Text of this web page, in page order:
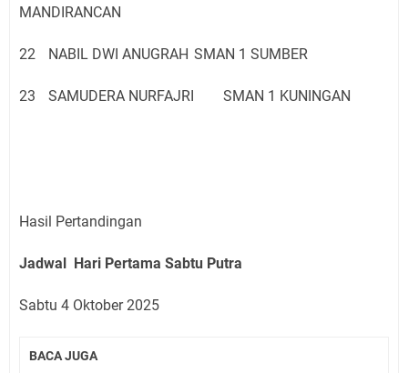
MANDIRANCAN
22 NABIL DWI ANUGRAH SMAN 1 SUMBER
23 SAMUDERA NURFAJRI SMAN 1 KUNINGAN
Hasil Pertandingan
Jadwal Hari Pertama Sabtu Putra
Sabtu 4 Oktober 2025
BACA JUGA